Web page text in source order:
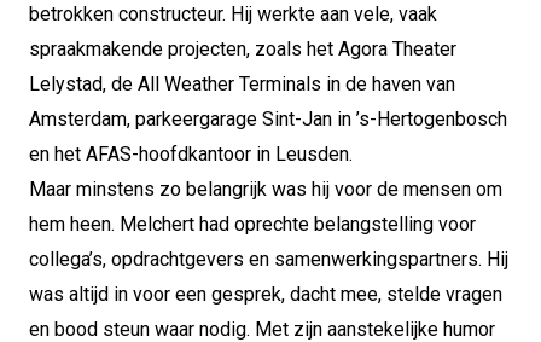
betrokken constructeur. Hij werkte aan vele, vaak
spraakmakende projecten, zoals het Agora Theater
Lelystad, de All Weather Terminals in de haven van
Amsterdam, parkeergarage Sint-Jan in ’s-Hertogenbosch
en het AFAS-hoofdkantoor in Leusden.
Maar minstens zo belangrijk was hij voor de mensen om
hem heen. Melchert had oprechte belangstelling voor
collega’s, opdrachtgevers en samenwerkingspartners. Hij
was altijd in voor een gesprek, dacht mee, stelde vragen
en bood steun waar nodig. Met zijn aanstekelijke humor